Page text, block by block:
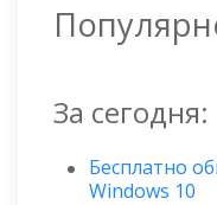
За сегодня:
Бесплатно
Windows 10